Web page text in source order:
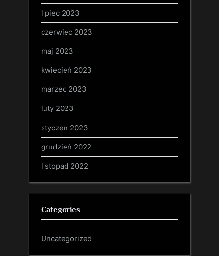
lipiec 2023
czerwiec 2023
maj 2023
kwiecień 2023
marzec 2023
luty 2023
styczeń 2023
grudzień 2022
listopad 2022
Categories
Uncategorized